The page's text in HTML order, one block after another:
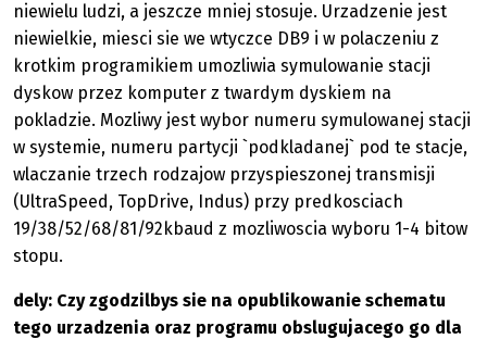
niewielu ludzi, a jeszcze mniej stosuje. Urzadzenie jest
niewielkie, miesci sie we wtyczce DB9 i w polaczeniu z
krotkim programikiem umozliwia symulowanie stacji
dyskow przez komputer z twardym dyskiem na
pokladzie. Mozliwy jest wybor numeru symulowanej stacji
w systemie, numeru partycji `podkladanej` pod te stacje,
wlaczanie trzech rodzajow przyspieszonej transmisji
(UltraSpeed, TopDrive, Indus) przy predkosciach
19/38/52/68/81/92kbaud z mozliwoscia wyboru 1-4 bitow
stopu.
dely: Czy zgodzilbys sie na opublikowanie schematu
tego urzadzenia oraz programu obslugujacego go dla